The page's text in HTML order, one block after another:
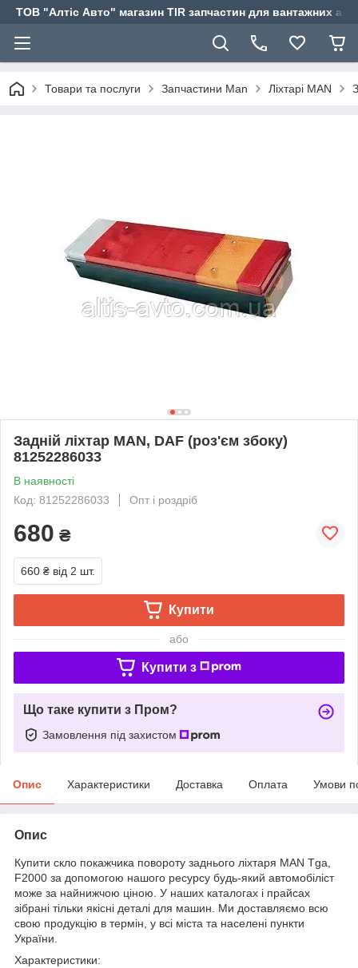
ТОВ "Алтіс Авто" магазин TIR запчастин для вантажних
Товари та послуги Запчастини Man Ліхтарі MAN
Задній ліхтар MAN, DAF (роз'єм збоку)
81252286033
В наявності
Код: 81252286033
Опт і роздріб
680 ₴
660 ₴ від 2 шт.
Купити
або
Купити з
Що таке купити з Пром?
Замовлення під захистом
Опис Характеристики Доставка Оплата Умови
Опис
Купити скло покажчика повороту заднього ліхтаря MAN Tga,
F2000 за допомогою нашого ресурсу будь-який автомобіліст
може за найнижчою ціною. У наших каталогах і прайсах
зібрані тільки якісні деталі для машин. Ми доставляємо всю
свою продукцію в термін, у всі міста та населені пункти
України.
Характеристики: